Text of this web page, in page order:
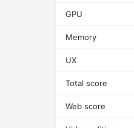
GPU
Memory
UX
Total score
Web score